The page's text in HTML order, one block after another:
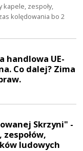
zespoły,
kolędowania bo 2
handlowa UE-
Co dalej? Zima
Skrzyni" -
ludowych